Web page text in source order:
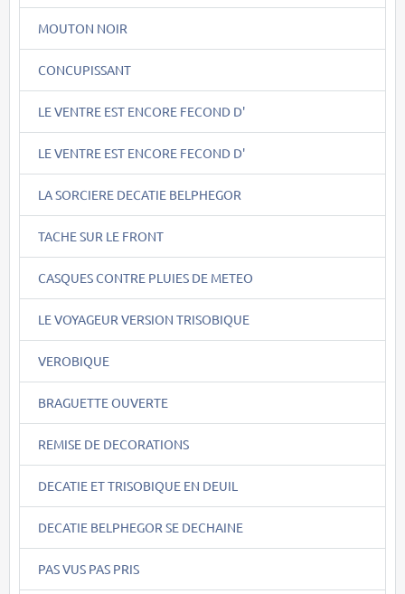
MOUTON NOIR
CONCUPISSANT
LE VENTRE EST ENCORE FECOND D'
LE VENTRE EST ENCORE FECOND D'
LA SORCIERE DECATIE BELPHEGOR
TACHE SUR LE FRONT
CASQUES CONTRE PLUIES DE METEO
LE VOYAGEUR VERSION TRISOBIQUE
VEROBIQUE
BRAGUETTE OUVERTE
REMISE DE DECORATIONS
DECATIE ET TRISOBIQUE EN DEUIL
DECATIE BELPHEGOR SE DECHAINE
PAS VUS PAS PRIS